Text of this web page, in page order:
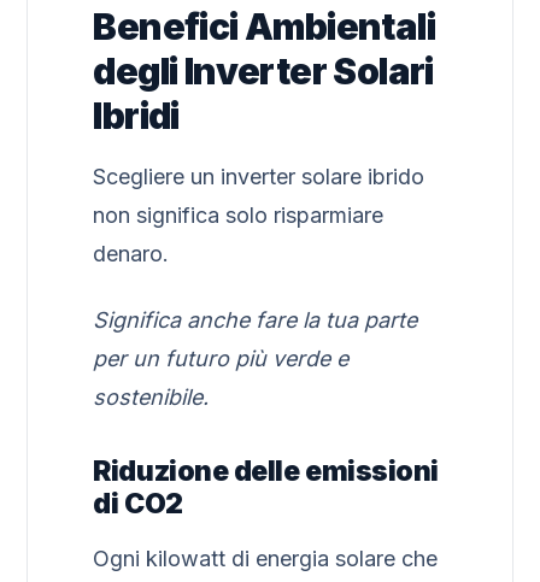
Benefici Ambientali
degli Inverter Solari
Ibridi
Scegliere un inverter solare ibrido
non significa solo risparmiare
denaro.
Significa anche fare la tua parte
per un futuro più verde e
sostenibile.
Riduzione delle emissioni
di CO2
Ogni kilowatt di energia solare che